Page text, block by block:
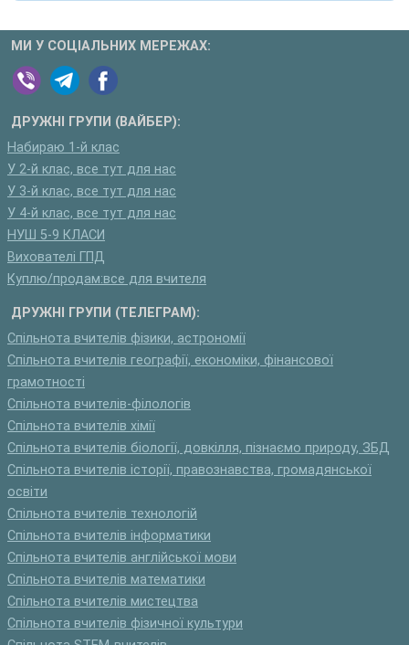
МИ У СОЦІАЛЬНИХ МЕРЕЖАХ:
ДРУЖНІ ГРУПИ (ВАЙБЕР):
Набираю 1-й клас
У 2-й клас, все тут для нас
У 3-й клас, все тут для нас
У 4-й клас, все тут для нас
НУШ 5-9 КЛАСИ
Вихователі ГПД
Куплю/продам:все для вчителя
ДРУЖНІ ГРУПИ (ТЕЛЕГРАМ):
Спільнота вчителів фізики, астрономії
Спільнота вчителів географії, економіки, фінансової
грамотності
Спільнота вчителів-філологів
Спільнота вчителів хімії
Спільнота вчителів біології, довкілля, пізнаємо природу, ЗБД
Спільнота вчителів історії, правознавства, громадянської
освіти
Спільнота вчителів технологій
Спільнота вчителів інформатики
Спільнота вчителів англійської мови
Спільнота вчителів математики
Спільнота вчителів мистецтва
Спільнота вчителів фізичної культури